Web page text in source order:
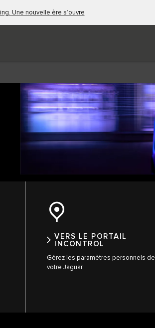
Une nouvelle ère s’ouvre
VERS LE PORTAIL
INCONTROL
Gérez les paramètres personnels de
votre Jaguar